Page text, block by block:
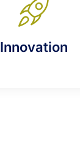
Innovation